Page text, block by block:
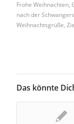
Frohe Weihnachten,
nach der
Weihnachtsgrüße,
Das könnte